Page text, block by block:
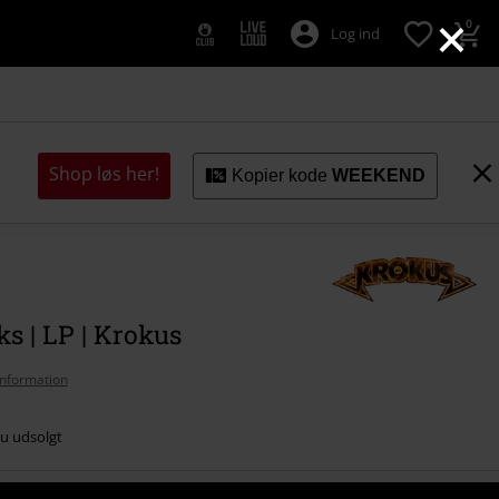
×
Log ind 0
Shop løs her! Kopier kode WEEKEND
| LP | Krokus
udsolgt